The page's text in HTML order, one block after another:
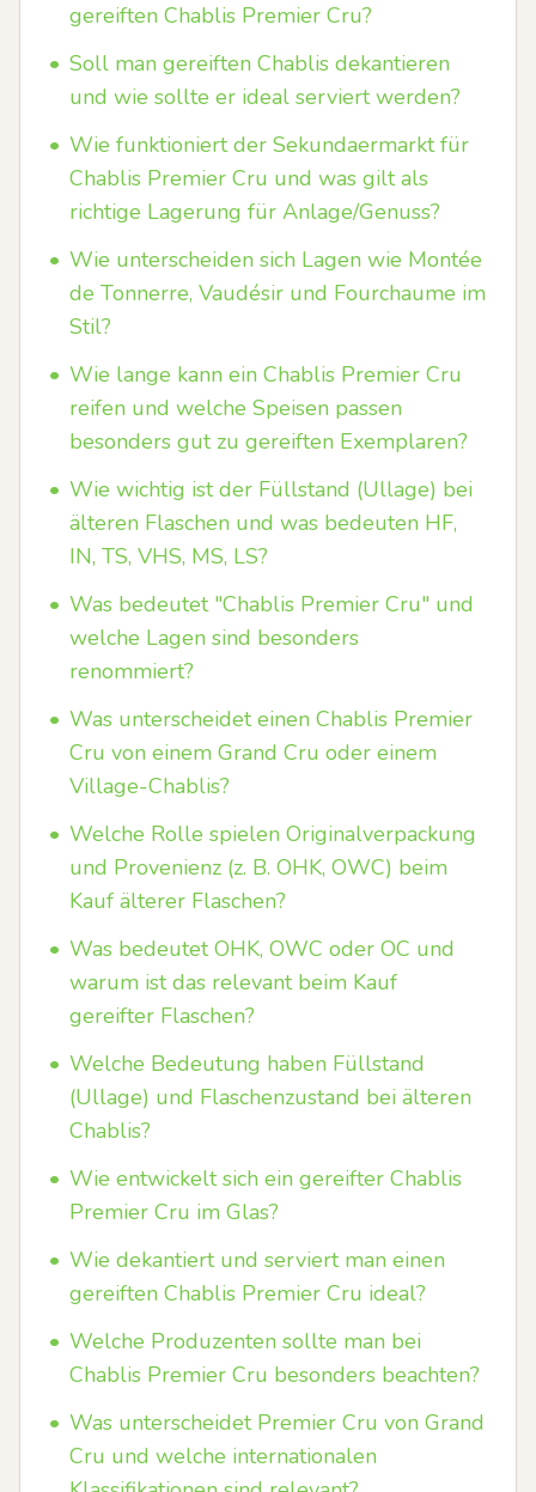
gereiften Chablis Premier Cru?
• Soll man gereiften Chablis dekantieren
und wie sollte er ideal serviert werden?
• Wie funktioniert der Sekundaermarkt für
Chablis Premier Cru und was gilt als
richtige Lagerung für Anlage/Genuss?
• Wie unterscheiden sich Lagen wie Montée
de Tonnerre, Vaudésir und Fourchaume im
Stil?
• Wie lange kann ein Chablis Premier Cru
reifen und welche Speisen passen
besonders gut zu gereiften Exemplaren?
• Wie wichtig ist der Füllstand (Ullage) bei
älteren Flaschen und was bedeuten HF,
IN, TS, VHS, MS, LS?
• Was bedeutet "Chablis Premier Cru" und
welche Lagen sind besonders
renommiert?
• Was unterscheidet einen Chablis Premier
Cru von einem Grand Cru oder einem
Village-Chablis?
• Welche Rolle spielen Originalverpackung
und Provenienz (z. B. OHK, OWC) beim
Kauf älterer Flaschen?
• Was bedeutet OHK, OWC oder OC und
warum ist das relevant beim Kauf
gereifter Flaschen?
• Welche Bedeutung haben Füllstand
(Ullage) und Flaschenzustand bei älteren
Chablis?
• Wie entwickelt sich ein gereifter Chablis
Premier Cru im Glas?
• Wie dekantiert und serviert man einen
gereiften Chablis Premier Cru ideal?
• Welche Produzenten sollte man bei
Chablis Premier Cru besonders beachten?
• Was unterscheidet Premier Cru von Grand
Cru und welche internationalen